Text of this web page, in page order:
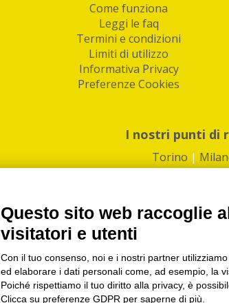
Come funziona
Leggi le faq
Termini e condizioni
Limiti di utilizzo
Informativa Privacy
Preferenze Cookies
I nostri punti di
Torino |
PI/CF/N°Iscr.: 10821360012 |
IndaBox | Oltre 11.500 punti di
Questo sito web raccoglie
visitatori e utenti
Con il tuo consenso, noi e i nostri partner
ed elaborare i dati personali come, ad esempio, la
Poiché rispettiamo il tuo diritto alla privacy, è
Clicca su preferenze GDPR per saperne di più.